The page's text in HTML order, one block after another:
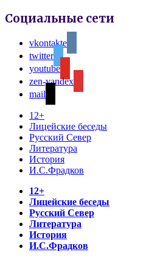
Социальные сети
vkontakte
twitter
youtube
zen-yandex
mail
12+
Лицейские беседы
Русский Север
Литература
История
И.С.Фрадков
12+
Лицейские беседы
Русский Север
Литература
История
И.С.Фрадков